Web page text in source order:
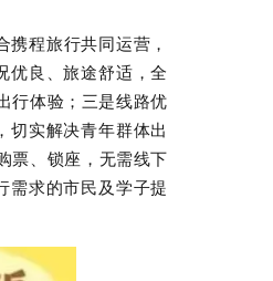
程旅行共同运营，
优良、旅途舒适，全
行体验；三是线路优
切实解决青年群体出
票、锁座，无需线下
需求的市民及学子提